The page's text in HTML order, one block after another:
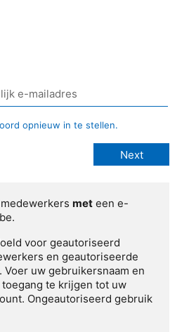
opnieuw in te stellen.
met een e-
voor geautoriseerd
en geautoriseerde
Voer uw gebruikersnaam en
te krijgen tot uw
Ongeautoriseerd gebruik